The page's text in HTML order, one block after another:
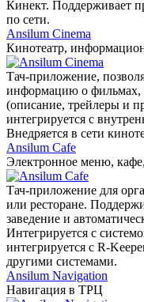
Кинект. Поддерживает
по сети.
Ansilum Cinema
Кинотеатр,
Тач-приложение,
информацию о фильмах,
(описание, трейлеры и
интегрируется с
Внедряется в сети
Ansilum Cafe
Электронное меню,
Тач-приложение для
или ресторане.
заведение и
Интегрируется с
интегрируется с R-
другими системами.
Ansilum Navigation
Навигация в ТРЦ